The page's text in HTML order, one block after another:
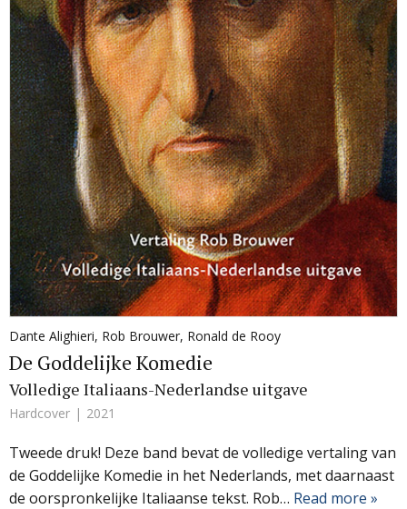
Dante Alighieri, Rob Brouwer, Ronald de Rooy
De Goddelijke Komedie
Volledige Italiaans-Nederlandse uitgave
Hardcover 2021
Tweede druk! Deze band bevat de volledige vertaling van
de Goddelijke Komedie in het Nederlands, met daarnaast
de oorspronkelijke Italiaanse tekst. Rob… Read more »